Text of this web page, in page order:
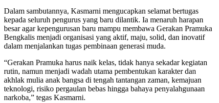
Dalam sambutannya, Kasmarni mengucapkan selamat bertugas
kepada seluruh pengurus yang baru dilantik. Ia menaruh harapan
besar agar kepengurusan baru mampu membawa Gerakan Pramuka
Bengkalis menjadi organisasi yang aktif, maju, solid, dan inovatif
dalam menjalankan tugas pembinaan generasi muda.
“Gerakan Pramuka harus naik kelas, tidak hanya sekadar kegiatan
rutin, namun menjadi wadah utama pembentukan karakter dan
akhlak mulia anak bangsa di tengah tantangan zaman, kemajuan
teknologi, risiko pergaulan bebas hingga bahaya penyalahgunaan
narkoba,” tegas Kasmarni.